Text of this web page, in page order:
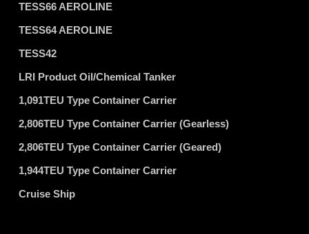
TESS66 AEROLINE
TESS64 AEROLINE
TESS42
LRI Product Oil/Chemical Tanker
1,091TEU Type Container Carrier
2,806TEU Type Container Carrier (Gearless)
2,806TEU Type Container Carrier (Geared)
1,944TEU Type Container Carrier
Cruise Ship